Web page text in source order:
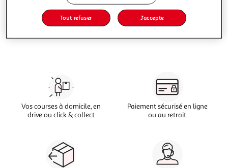
Avis clients(0)
Vos courses à domicile, en
drive ou click & collect
Paiement sécurisé en ligne
ou au retrait
Tout refuser J'accepte